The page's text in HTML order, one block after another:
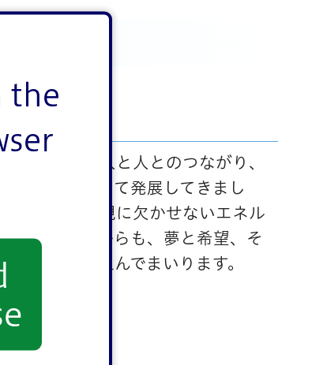
the
、多くの人と人とのつながり、
と活動によって発展してきまし
まち」の実現に欠かせないエネル
すが、これからも、夢と希望、そ
全力で取り組んでまいります。